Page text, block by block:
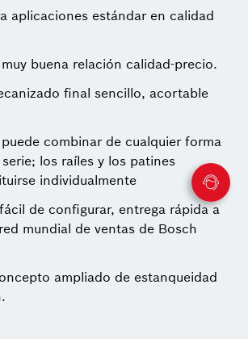
aplicaciones estándar en calidad
muy buena relación calidad-precio.
final sencillo, acortable
puede combinar de cualquier forma
los raíles y los patines
individualmente
fácil de configurar, entrega rápida a
mundial de ventas de Bosch
ampliado de estanqueidad